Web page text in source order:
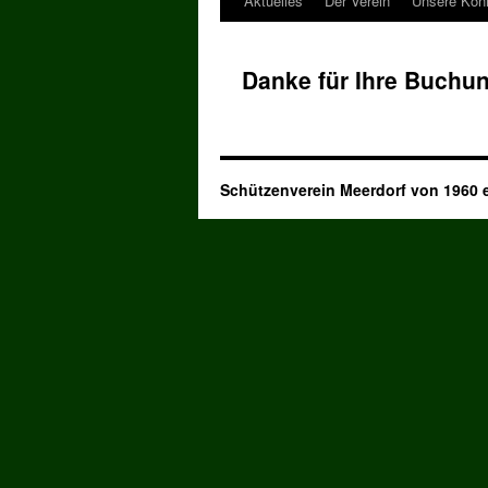
Danke für Ihre
Schützenverein Meerdorf von 1960